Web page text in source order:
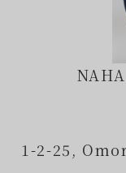
1-2-25,